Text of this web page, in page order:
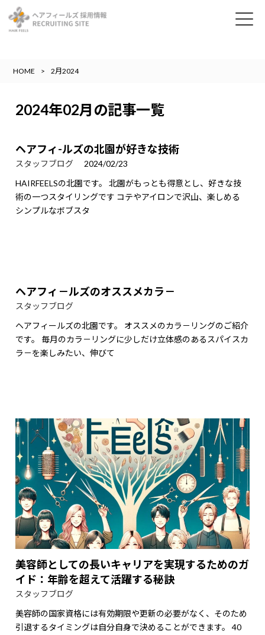
HOME 2月2024
2024年02月の記事一覧
ヘアフィ-ルズの北園が好きな技術
スタッフブログ
2024/02/23
HAIRFEELSの北園です。 北園がもっとも得意とし、好きな技
術の一つスタイリングです コテやアイロンで沢山、楽しめる
シンプルなボブスタ
ヘアフィ－ルズのオススメカラ－
スタッフブログ
ヘアフィールズの北園です。 オススメのカラ－リングのご紹介
です。 毎月のカラ－リングに少しだけ立体感のあるスパイスカ
ラ－を楽しみたい、伸びて
美容師としての長いキャリアを実現するためのガ
イド：年齢を超えて活躍する秘訣
スタッフブログ
美容師の国家資格には有効期限や更新の必要がなく、そのため
引退するタイミングは自分自身で決めることができます。 40